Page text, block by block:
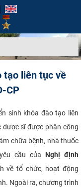
tạo liên tục về
CP
sinh khóa đào tạo liên
dược sĩ được phân công
chữa bệnh, nhà thuốc
cầu của Nghị định
về tổ chức, hoạt động
Ngoài ra, chương trình